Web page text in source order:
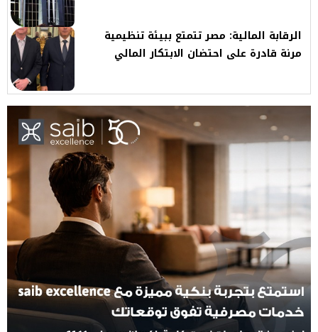
الرقابة المالية: مصر تتمتع ببيئة تنظيمية
مرنة قادرة على احتضان الابتكار المالي